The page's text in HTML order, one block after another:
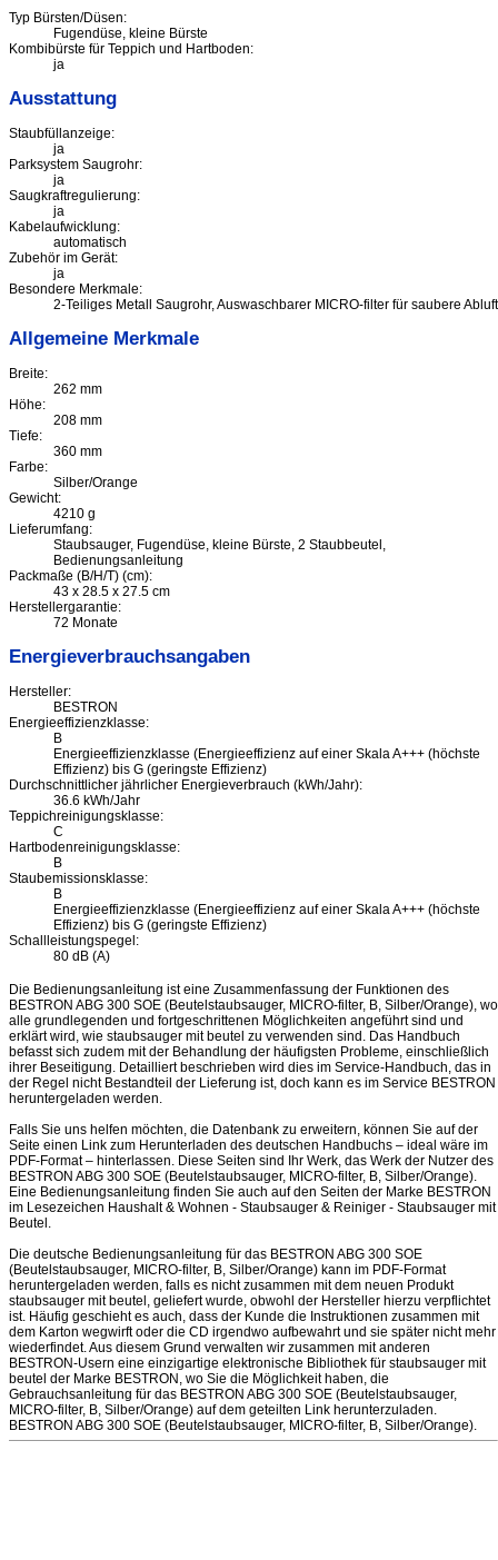
Typ Bürsten/Düsen:
Fugendüse, kleine Bürste
Kombibürste für Teppich und Hartboden:
ja
Ausstattung
Staubfüllanzeige:
ja
Parksystem Saugrohr:
ja
Saugkraftregulierung:
ja
Kabelaufwicklung:
automatisch
Zubehör im Gerät:
ja
Besondere Merkmale:
2-Teiliges Metall Saugrohr, Auswaschbarer MICRO-filter für saubere Abluft
Allgemeine Merkmale
Breite:
262 mm
Höhe:
208 mm
Tiefe:
360 mm
Farbe:
Silber/Orange
Gewicht:
4210 g
Lieferumfang:
Staubsauger, Fugendüse, kleine Bürste, 2 Staubbeutel,
Bedienungsanleitung
Packmaße (B/H/T) (cm):
43 x 28.5 x 27.5 cm
Herstellergarantie:
72 Monate
Energieverbrauchsangaben
Hersteller:
BESTRON
Energieeffizienzklasse:
B
Energieeffizienzklasse (Energieeffizienz auf einer Skala A+++ (höchste
Effizienz) bis G (geringste Effizienz)
Durchschnittlicher jährlicher Energieverbrauch (kWh/Jahr):
36.6 kWh/Jahr
Teppichreinigungsklasse:
C
Hartbodenreinigungsklasse:
B
Staubemissionsklasse:
B
Energieeffizienzklasse (Energieeffizienz auf einer Skala A+++ (höchste
Effizienz) bis G (geringste Effizienz)
Schallleistungspegel:
80 dB (A)
Die Bedienungsanleitung ist eine Zusammenfassung der Funktionen des
BESTRON ABG 300 SOE (Beutelstaubsauger, MICRO-filter, B, Silber/Orange), wo
alle grundlegenden und fortgeschrittenen Möglichkeiten angeführt sind und
erklärt wird, wie staubsauger mit beutel zu verwenden sind. Das Handbuch
befasst sich zudem mit der Behandlung der häufigsten Probleme, einschließlich
ihrer Beseitigung. Detailliert beschrieben wird dies im Service-Handbuch, das in
der Regel nicht Bestandteil der Lieferung ist, doch kann es im Service BESTRON
heruntergeladen werden.
Falls Sie uns helfen möchten, die Datenbank zu erweitern, können Sie auf der
Seite einen Link zum Herunterladen des deutschen Handbuchs – ideal wäre im
PDF-Format – hinterlassen. Diese Seiten sind Ihr Werk, das Werk der Nutzer des
BESTRON ABG 300 SOE (Beutelstaubsauger, MICRO-filter, B, Silber/Orange).
Eine Bedienungsanleitung finden Sie auch auf den Seiten der Marke BESTRON
im Lesezeichen Haushalt & Wohnen - Staubsauger & Reiniger - Staubsauger mit
Beutel.
Die deutsche Bedienungsanleitung für das BESTRON ABG 300 SOE
(Beutelstaubsauger, MICRO-filter, B, Silber/Orange) kann im PDF-Format
heruntergeladen werden, falls es nicht zusammen mit dem neuen Produkt
staubsauger mit beutel, geliefert wurde, obwohl der Hersteller hierzu verpflichtet
ist. Häufig geschieht es auch, dass der Kunde die Instruktionen zusammen mit
dem Karton wegwirft oder die CD irgendwo aufbewahrt und sie später nicht mehr
wiederfindet. Aus diesem Grund verwalten wir zusammen mit anderen
BESTRON-Usern eine einzigartige elektronische Bibliothek für staubsauger mit
beutel der Marke BESTRON, wo Sie die Möglichkeit haben, die
Gebrauchsanleitung für das BESTRON ABG 300 SOE (Beutelstaubsauger,
MICRO-filter, B, Silber/Orange) auf dem geteilten Link herunterzuladen.
BESTRON ABG 300 SOE (Beutelstaubsauger, MICRO-filter, B, Silber/Orange).